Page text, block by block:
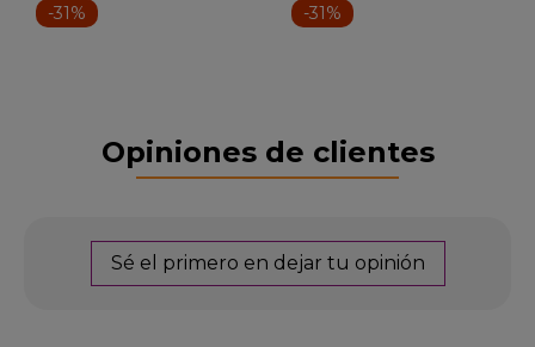
-31% -31%
Opiniones de clientes
Sé el primero en dejar tu opinión